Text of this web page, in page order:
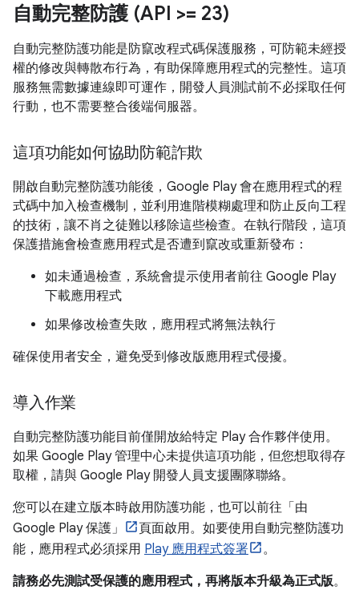
自動完整防護 (API >= 23)
自動完整防護功能是防竄改程式碼保護服務，可防範未經授
權的修改與轉散布行為，有助保障應用程式的完整性。這項
服務無需數據連線即可運作，開發人員測試前不必採取任何
行動，也不需要整合後端伺服器。
這項功能如何協助防範詐欺
開啟自動完整防護功能後，Google Play 會在應用程式的程
式碼中加入檢查機制，並利用進階模糊處理和防止反向工程
的技術，讓不肖之徒難以移除這些檢查。在執行階段，這項
保護措施會檢查應用程式是否遭到竄改或重新發布：
如未通過檢查，系統會提示使用者前往 Google Play
下載應用程式
如果修改檢查失敗，應用程式將無法執行
確保使用者安全，避免受到修改版應用程式侵擾。
導入作業
自動完整防護功能目前僅開放給特定 Play 合作夥伴使用。
如果 Google Play 管理中心未提供這項功能，但您想取得存
取權，請與 Google Play 開發人員支援團隊聯絡。
您可以在建立版本時啟用防護功能，也可以前往「由
Google Play 保護」
頁面啟用。如要使用自動完整防護功
能，應用程式必須採用 Play 應用程式簽署
。
請務必先測試受保護的應用程式，再將版本升級為正式版。